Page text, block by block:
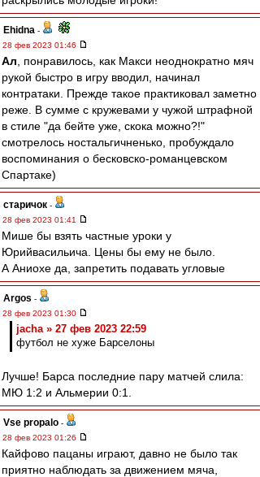
Ehidna -
28 фев 2023 01:46
Ал , понравилось, как Макси неоднократно мяч
рукой быстро в игру вводил, начинал
контратаки. Прежде такое практиковал заметно
реже. В сумме с кружевами у чужой штрафной
в стиле "да бейте уже, скока можно?!"
смотрелось ностальгичненько, пробуждало
воспоминания о бесковско-романцевском
Спартаке)
старичок -
28 фев 2023 01:41
Мише бы взять частные уроки у
Юрийвасильича. Цены бы ему не было.
А Аниохе да, запретить подавать угловые
Argos -
28 фев 2023 01:30
jacha » 27 фев 2023 22:59
футбол не хуже Барселоны
Лучше! Барса последние пару матчей слила:
МЮ 1:2 и Альмерии 0:1.
Vse propalo -
28 фев 2023 01:26
Кайфово пацаны играют, давно не было так
приятно наблюдать за движением мяча,